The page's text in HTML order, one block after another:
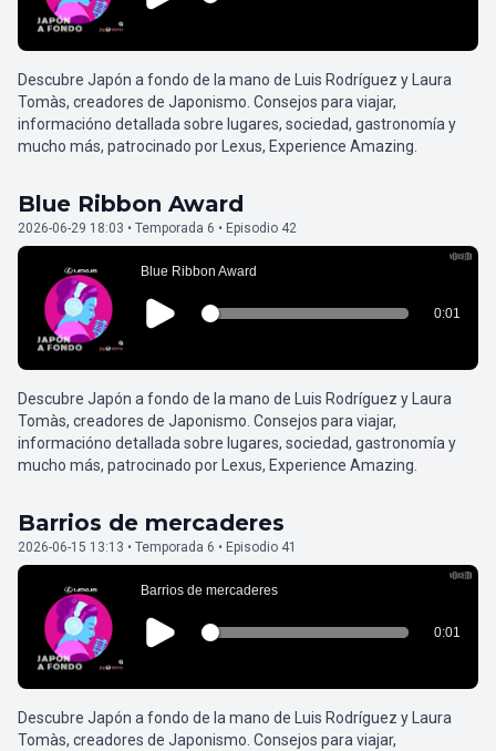
Descubre Japón a fondo de la mano de Luis Rodríguez y Laura
Tomàs, creadores de Japonismo. Consejos para viajar,
informacióno detallada sobre lugares, sociedad, gastronomía y
mucho más, patrocinado por Lexus, Experience Amazing.
Blue Ribbon Award
2026-06-29 18:03 • Temporada 6 • Episodio 42
Descubre Japón a fondo de la mano de Luis Rodríguez y Laura
Tomàs, creadores de Japonismo. Consejos para viajar,
informacióno detallada sobre lugares, sociedad, gastronomía y
mucho más, patrocinado por Lexus, Experience Amazing.
Barrios de mercaderes
2026-06-15 13:13 • Temporada 6 • Episodio 41
Descubre Japón a fondo de la mano de Luis Rodríguez y Laura
Tomàs, creadores de Japonismo. Consejos para viajar,